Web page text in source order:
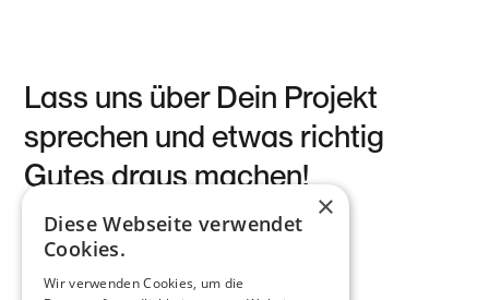
Lass uns über Dein Projekt
sprechen und etwas richtig
Gutes draus machen!
Projekt starten
×
Diese Webseite verwendet
Cookies.
Wir verwenden Cookies, um die